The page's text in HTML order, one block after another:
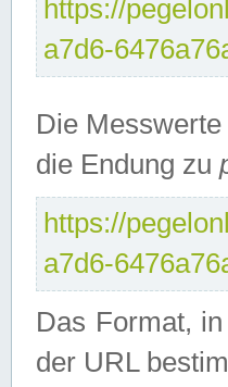
https://
a7d6-
Die
die Endung zu
https://
a7d6-
Das Format,
der URL